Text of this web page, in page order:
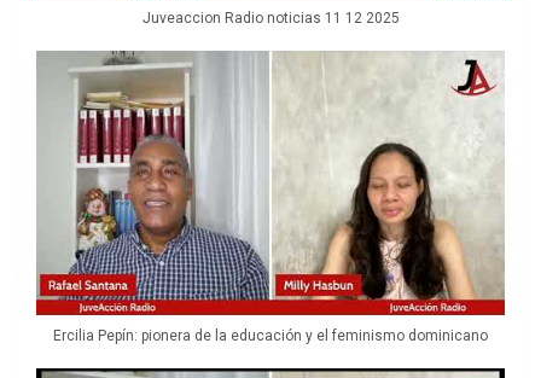
Juveaccion Radio noticias 11 12 2025
Ercilia Pepín: pionera de la educación y el feminismo dominicano